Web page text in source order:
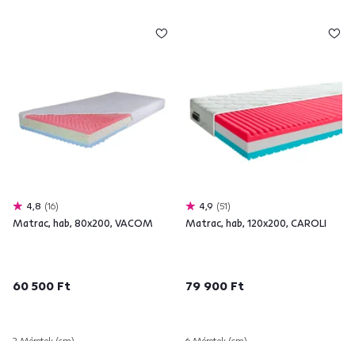
4,8 16
Matrac, hab, 80x200, VACOM
60 500 Ft
4,9 51
Matrac, hab, 120x200, CAROLI
79 900 Ft